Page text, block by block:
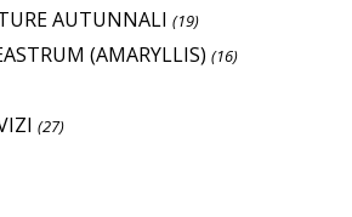
AUTUNNALI (19)
(AMARYLLIS) (16)
(27)